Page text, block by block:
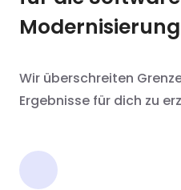
Wir überschreiten
Ergebnisse für dich zu